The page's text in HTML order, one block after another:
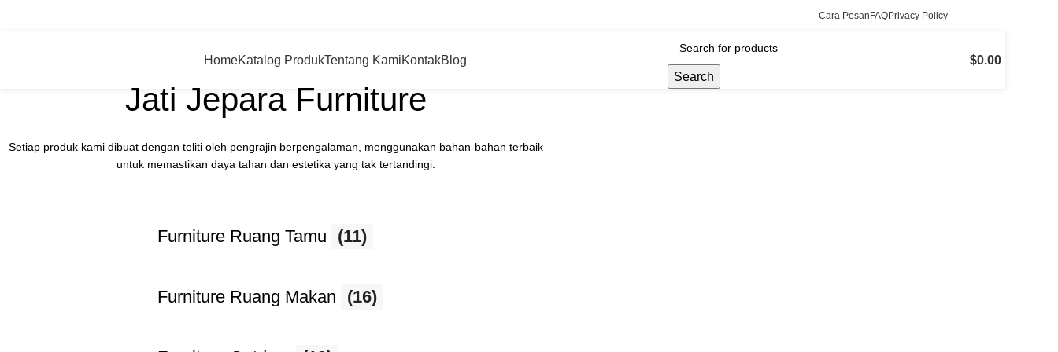
Cara Pesan FAQPrivacy Policy
HomeKatalog ProdukTentang KamiKontakBlog
Search
$0.00
Pusat Keindahan Mebel Jati
Jati Jepara Furniture
Setiap produk kami dibuat dengan teliti oleh pengrajin berpengalaman, menggunakan bahan-bahan terbaik
untuk memastikan daya tahan dan estetika yang tak tertandingi.
Furniture Ruang Tamu (11)
Furniture Ruang Makan (16)